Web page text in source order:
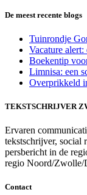
De meest recente blogs
Tuinrondje
Vacature alert:
Boekentip
Limnisa: een
Overprikkeld
TEKSTSCHRIJVER
Ervaren
tekstschrijver, social
persbericht in de
regio Noord/Zwolle/
Contact